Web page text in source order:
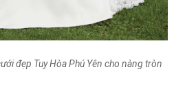
đẹp Tuy Hòa Phú Yên cho nàng tròn